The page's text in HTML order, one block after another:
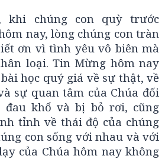
khi chúng con quỳ trước
nay, lòng chúng con tràn
ơn vì tình yêu vô biên mà
loại. Tin Mừng hôm nay
học quý giá về sự thật, về
sự quan tâm của Chúa đối
khổ và bị bỏ rơi, cũng
tỉnh về thái độ của chúng
con sống với nhau và với
của Chúa hôm nay không